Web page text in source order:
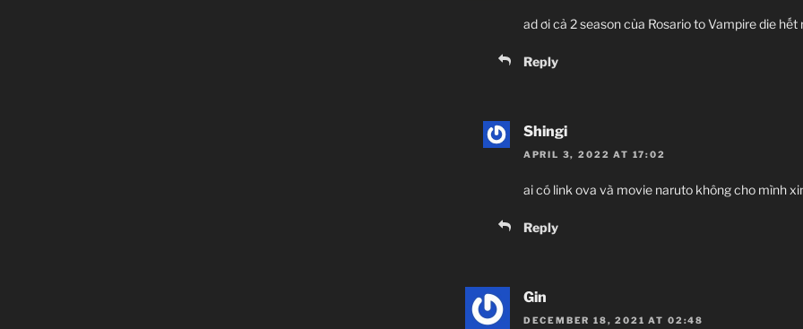
ad ơi cả 2 season của Rosario to Vampire die hết
Reply
Shingi
APRIL 3, 2022 AT 17:02
ai có link ova và movie naruto không cho mình
Reply
Gin
DECEMBER 18, 2021 AT 02:48